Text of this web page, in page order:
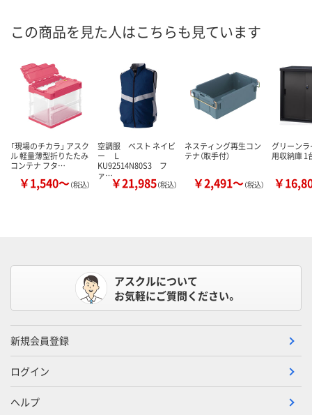
この商品を見た人はこちらも見ています
「現場のチカラ」 アスク
ル 軽量薄型折りたたみ
コンテナ フタ…
￥1,540～（税込）
空調服 ベスト ネイビ
ー Ｌ
KU92514N80S3 フ
ァ…￥21,985（税込）
ネスティング再生コン
テナ（取手付）
￥2,491～（税込）
グリーン
用収納庫 1
￥
アスクルについて
お気軽にご質問ください。
新規会員登録
ログイン
ヘルプ